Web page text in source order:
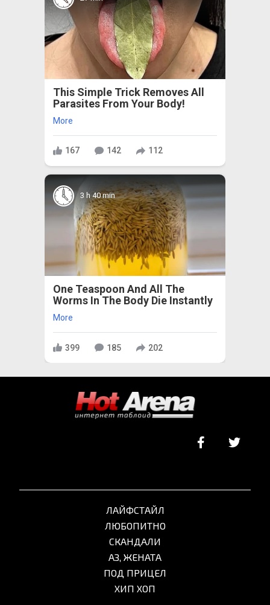
This Simple Trick Removes All
Parasites From Your Body!
More
167 142 112
3 h 40 min
One Teaspoon And All The
Worms In The Body Die Instantly
More
399 185 202
ЛАЙФСТАЙЛ
ЛЮБОПИТНО
СКАНДАЛИ
АЗ, ЖЕНАТА
ПОД ПРИЦЕЛ
ХИП ХОП